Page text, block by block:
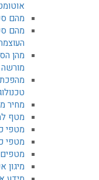
מהם
מהם
מהן
מורשה
מחיר
מטף
מטפי
מטפי
מטפים
מיגון